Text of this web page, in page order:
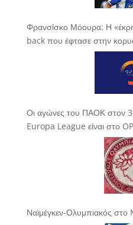
Φρανσίσκο Μόουρα: Η
back που έφτασε στην
Οι αγώνες του ΠΑΟΚ στον
Europa League είναι στο
Ναϊμέγκεν-Ολυμπιακός στο